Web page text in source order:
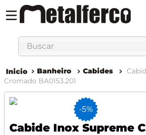
Buscar
Banheiro Cabides
Cromado BA0153.201
-5%
Cabide Inox Supreme